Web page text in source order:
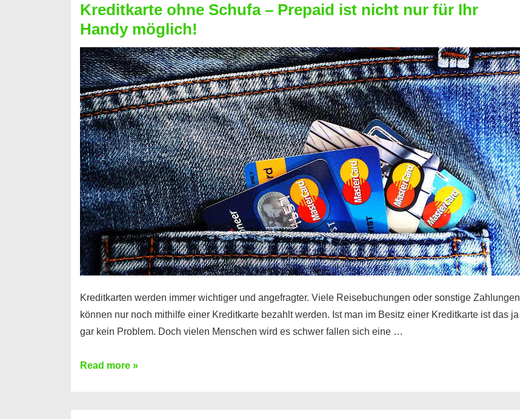
Neueröffnung
trotz
Schufaeintrag
möglich
Kreditkarte ohne Schufa – Prepaid ist nicht nur für Ihr
Handy möglich!
Kreditkarten werden immer wichtiger und angefragter. Viele Reisebuchungen oder sonstige Zahlungen
können nur noch mithilfe einer Kreditkarte bezahlt werden. Ist man im Besitz einer Kreditkarte ist das ja
gar kein Problem. Doch vielen Menschen wird es schwer fallen sich eine …
Kreditkarte
Read more »